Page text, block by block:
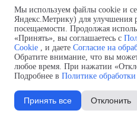
ИБП INVT
Обзор
ИБП
ИБП
ИБП
Модуль
Модуль
Мы используем файлы cookie и
Яндекс.Метрику) для улучшения
посещаемости. Продолжая
«Принять», вы соглашаетесь с
Cookie , и даете Согласие на
Обратите внимание, что вы
любое время. При нажатии
Подробнее в Политике
Принять все Отклонить